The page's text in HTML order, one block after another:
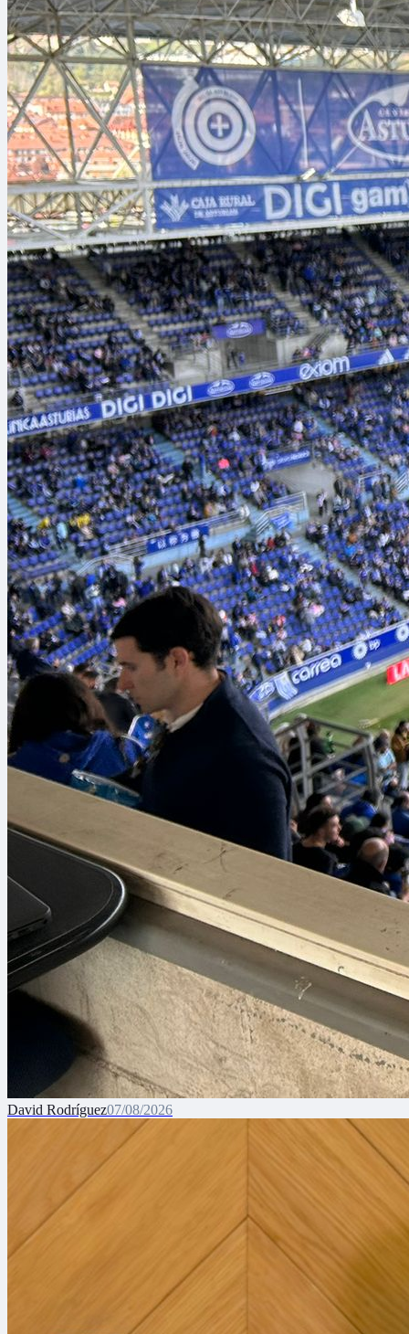
David Rodríguez07/08/2026